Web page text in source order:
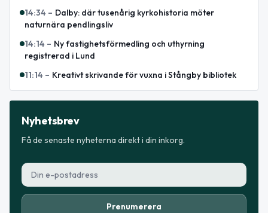
14:34 – Dalby: där tusenårig kyrkohistoria möter
naturnära pendlingsliv
14:14 – Ny fastighetsförmedling och uthyrning
registrerad i Lund
11:14 – Kreativt skrivande för vuxna i Stångby bibliotek
Nyhetsbrev
Få de senaste nyheterna direkt i din inkorg.
Prenumerera